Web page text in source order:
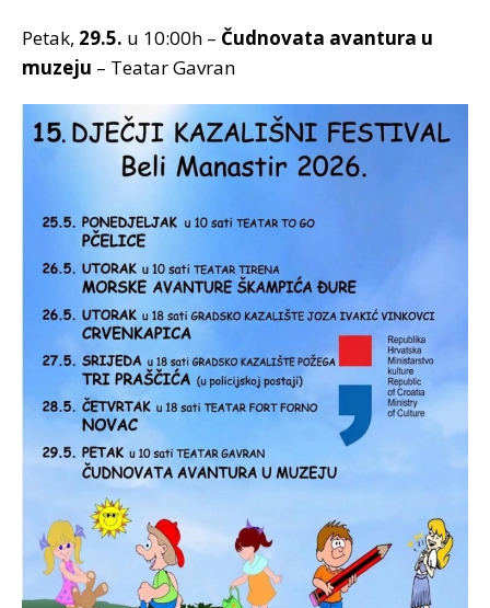
Petak, 29.5. u 10:00h – Čudnovata avantura u
muzeju – Teatar Gavran